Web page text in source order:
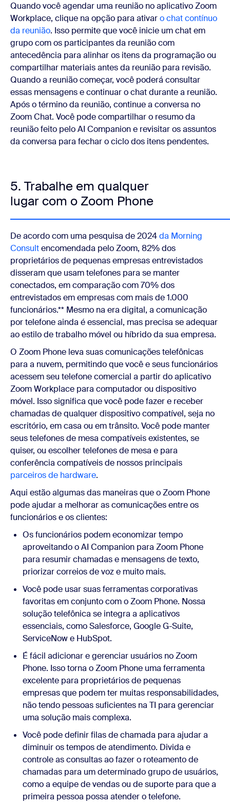
Quando você agendar uma reunião no aplicativo Zoom
Workplace, clique na opção para ativaro chat contínuo
da reunião. Isso permite que você inicie um chat em
grupo com os participantes da reunião com
antecedência para alinhar os itens da programação ou
compartilhar materiais antes da reunião para revisão.
Quando a reunião começar, você poderá consultar
essas mensagens e continuar o chat durante a reunião.
Após o término da reunião, continue a conversa no
Zoom Chat. Você pode compartilhar o resumo da
reunião feito pelo AI Companion e revisitar os assuntos
da conversa para fechar o ciclo dos itens pendentes.
5. Trabalhe em qualquer
lugar com o Zoom Phone
De acordo com uma pesquisa de 2024da Morning
Consultencomendada pelo Zoom, 82% dos
proprietários de pequenas empresas entrevistados
disseram que usam telefones para se manter
conectados, em comparação com 70% dos
entrevistados em empresas com mais de 1.000
funcionários.** Mesmo na era digital, a comunicação
por telefone ainda é essencial, mas precisa se adequar
ao estilo de trabalho móvel ou híbrido da sua empresa.
O Zoom Phone leva suas comunicações telefônicas
para a nuvem, permitindo que você e seus funcionários
acessem seu telefone comercial a partir do aplicativo
Zoom Workplace para computador ou dispositivo
móvel. Isso significa que você pode fazer e receber
chamadas de qualquer dispositivo compatível, seja no
escritório, em casa ou em trânsito. Você pode manter
seus telefones de mesa compatíveis existentes, se
quiser, ou escolher telefones de mesa e para
conferência compatíveis de nossos principais
parceiros de hardware.
Aqui estão algumas das maneiras que o Zoom Phone
pode ajudar a melhorar as comunicações entre os
funcionários e os clientes:
Os funcionários podem economizar tempo
aproveitando o AI Companion para Zoom Phone
para resumir chamadas e mensagens de texto,
priorizar correios de voz e muito mais.
Você pode usar suas ferramentas corporativas
favoritas em conjunto com o Zoom Phone. Nossa
solução telefônica se integra a aplicativos
essenciais, como Salesforce, Google G-Suite,
ServiceNow e HubSpot.
É fácil adicionar e gerenciar usuários no Zoom
Phone. Isso torna o Zoom Phone uma ferramenta
excelente para proprietários de pequenas
empresas que podem ter muitas responsabilidades,
não tendo pessoas suficientes na TI para gerenciar
uma solução mais complexa.
Você pode definir filas de chamada para ajudar a
diminuir os tempos de atendimento. Divida e
controle as consultas ao fazer o roteamento de
chamadas para um determinado grupo de usuários,
como a equipe de vendas ou de suporte para que a
primeira pessoa possa atender o telefone.